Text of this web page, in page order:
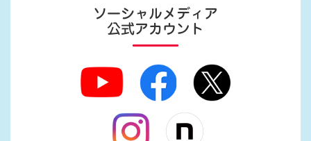
ソーシャルメディア
公式アカウント